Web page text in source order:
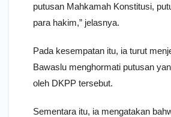
putusan Mahkamah Konstitusi,
para hakim,” jelasnya.
Pada kesempatan itu, ia turut
Bawaslu menghormati putusan
oleh DKPP tersebut.
Sementara itu, ia mengatakan